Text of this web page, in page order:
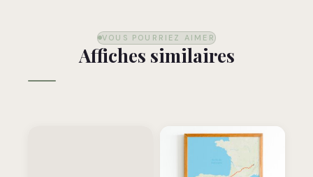
VOUS POURRIEZ AIMER
Affiches similaires